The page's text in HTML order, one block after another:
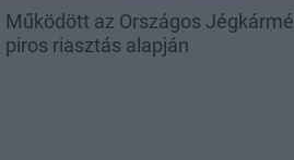
Működött az Országos
piros riasztás alapján